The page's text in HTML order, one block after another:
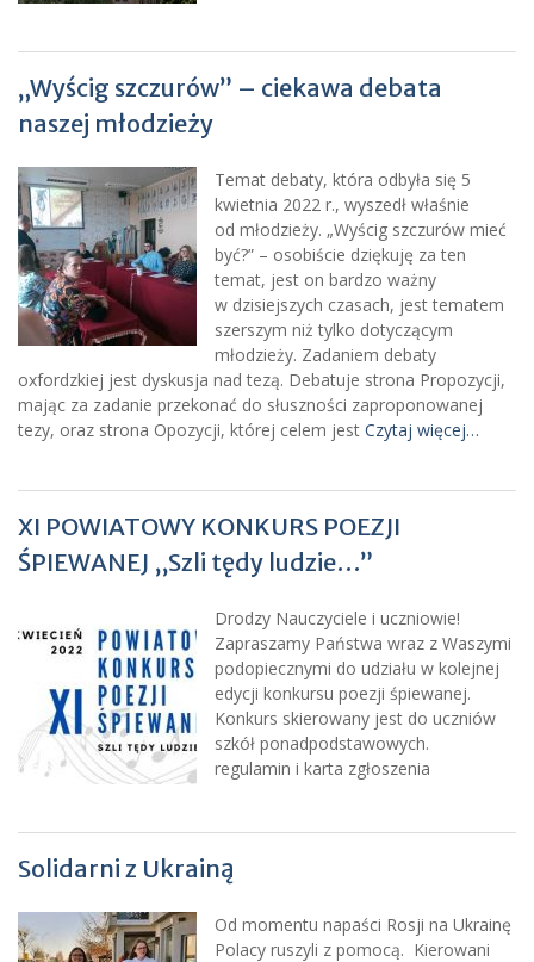
„Wyścig szczurów” – ciekawa debata
naszej młodzieży
Temat debaty, która odbyła się 5
kwietnia 2022 r., wyszedł właśnie
od młodzieży. „Wyścig szczurów mieć
być?” – osobiście dziękuję za ten
temat, jest on bardzo ważny
w dzisiejszych czasach, jest tematem
szerszym niż tylko dotyczącym
młodzieży. Zadaniem debaty
oxfordzkiej jest dyskusja nad tezą. Debatuje strona Propozycji,
mając za zadanie przekonać do słuszności zaproponowanej
tezy, oraz strona Opozycji, której celem jest Czytaj więcej…
XI POWIATOWY KONKURS POEZJI
ŚPIEWANEJ ,,Szli tędy ludzie…”
Drodzy Nauczyciele i uczniowie!
Zapraszamy Państwa wraz z Waszymi
podopiecznymi do udziału w kolejnej
edycji konkursu poezji śpiewanej.
Konkurs skierowany jest do uczniów
szkół ponadpodstawowych.
regulamin i karta zgłoszenia
Solidarni z Ukrainą
Od momentu napaści Rosji na Ukrainę
Polacy ruszyli z pomocą. Kierowani